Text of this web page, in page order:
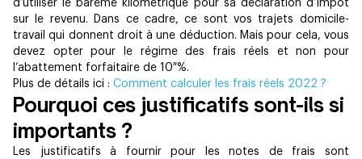
d’utiliser le barème kilométrique pour sa déclaration d’impôt
sur le revenu. Dans ce cadre, ce sont vos trajets domicile-
travail qui donnent droit à une déduction. Mais pour cela, vous
devez opter pour le régime des frais réels et non pour
l’abattement forfaitaire de 10 %.
Plus de détails ici : Comment calculer les frais réels 2022 ?
Pourquoi ces justificatifs sont-ils si
importants ?
Les justificatifs à fournir pour les notes de frais sont